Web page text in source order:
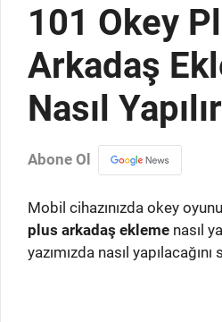
101 Okey
Arkadaş
Nasıl
Abone Ol
Mobil cihazınızda okey
plus arkadaş ekleme nasıl
yazımızda nasıl